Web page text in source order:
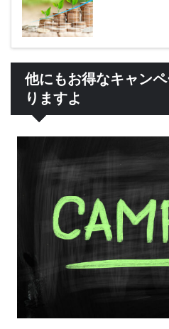
他にもお得なキャン
りますよ